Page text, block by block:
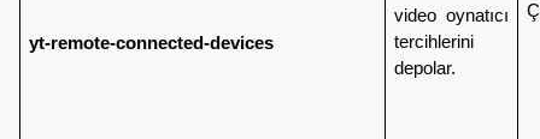
yt-remote-connected-devices
video oynatıcı
tercihlerini
depolar.